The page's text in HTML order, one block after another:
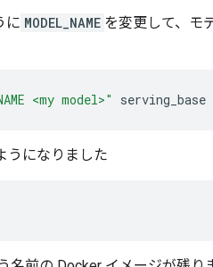
に MODEL_NAME を変更して、モ
<my model>" serving_base
うになりました